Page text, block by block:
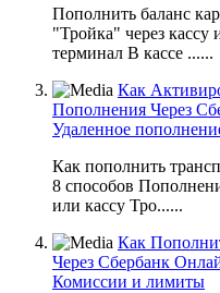
Пополнить баланс
"Тройка" через
терминал В кассе ......
Как
Пополнения Через
Удаленное
Как пополнить
8 способов
или кассу Тро......
Как
Через Сбербанк
Комиссии и лимиты